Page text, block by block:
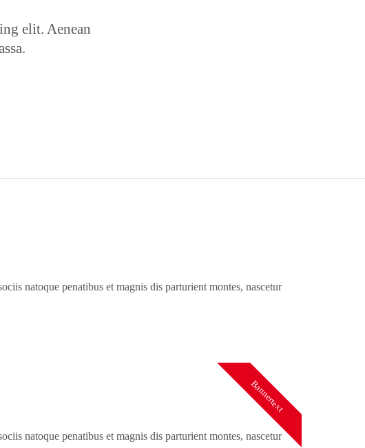
elit. Aenean
natoque penatibus et magnis dis parturient montes, nascetur
Bannertext
natoque penatibus et magnis dis parturient montes, nascetur